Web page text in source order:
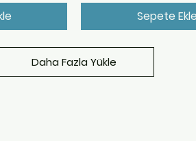
Sepete Ekle
Daha Fazla Yükle